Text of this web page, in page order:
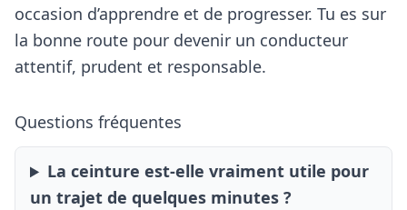
occasion d’apprendre et de progresser. Tu es sur
la bonne route pour devenir un conducteur
attentif, prudent et responsable.
Questions fréquentes
La ceinture est-elle vraiment utile pour
un trajet de quelques minutes ?